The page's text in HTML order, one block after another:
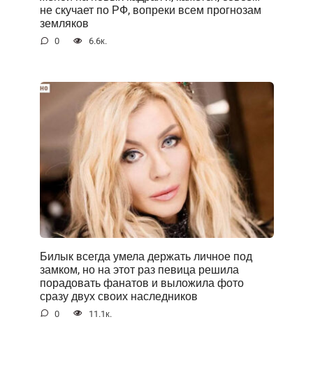
не скучает по РФ, вопреки всем прогнозам
земляков
0 6.6к.
Билык всегда умела держать личное под
замком, но на этот раз певица решила
порадовать фанатов и выложила фото
сразу двух своих наследников
0 11.1к.